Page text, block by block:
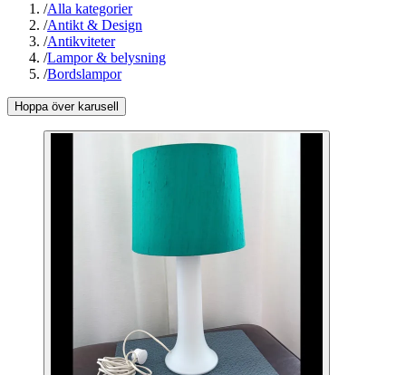
/Alla kategorier
/Antikt & Design
/Antikviteter
/Lampor & belysning
/Bordslampor
Hoppa över karusell